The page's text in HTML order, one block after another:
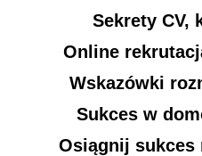
Sekrety CV,
Online
Wskazówki
Sukces w
Osiągnij sukces